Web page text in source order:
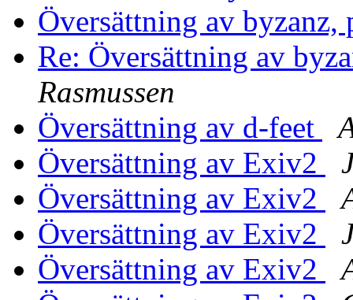
Översättning av
Re: Översättning av
Rasmussen
Översättning av d-feet
Översättning av Exiv2
Översättning av Exiv2
Översättning av Exiv2
Översättning av Exiv2